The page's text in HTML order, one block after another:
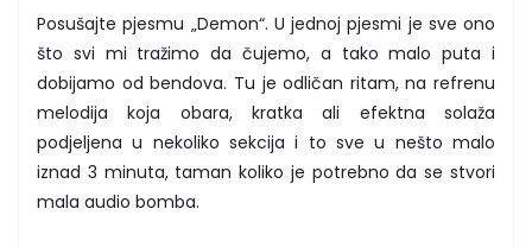
Posušajte pjesmu „Demon“. U jednoj pjesmi je sve ono
što svi mi tražimo da čujemo, a tako malo puta i
dobijamo od bendova. Tu je odličan ritam, na refrenu
melodija koja obara, kratka ali efektna solaža
podjeljena u nekoliko sekcija i to sve u nešto malo
iznad 3 minuta, taman koliko je potrebno da se stvori
mala audio bomba.